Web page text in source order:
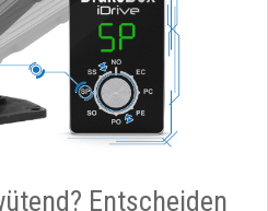
Entscheiden